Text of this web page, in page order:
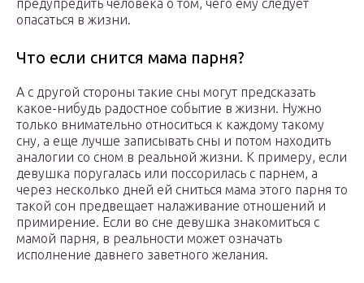
предупредить человека о том, чего ему следует
опасаться в жизни.
Что если снится мама парня?
А с другой стороны такие сны могут предсказать
какое-нибудь радостное событие в жизни. Нужно
только внимательно относиться к каждому такому
сну, а еще лучше записывать сны и потом находить
аналогии со сном в реальной жизни. К примеру, если
девушка поругалась или поссорилась с парнем, а
через несколько дней ей сниться мама этого парня то
такой сон предвещает налаживание отношений и
примирение. Если во сне девушка знакомиться с
мамой парня, в реальности может означать
исполнение давнего заветного желания.